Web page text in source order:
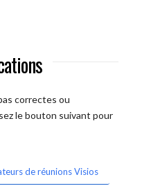
correctes ou
le bouton suivant pour
de réunions Visios